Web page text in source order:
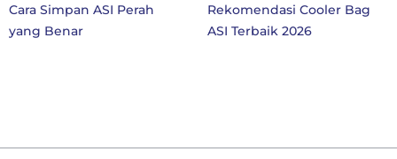
Rekomendasi Cooler Bag
ASI Terbaik 2026
10 Perlengkapan
SD Kelas 1 di